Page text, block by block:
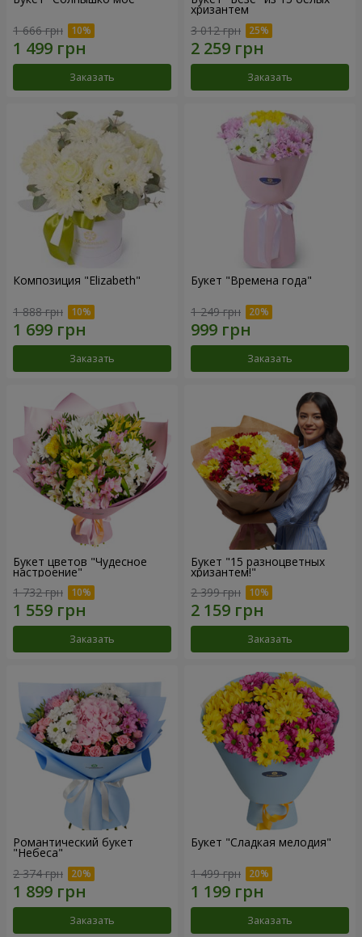
1 666 грн
Заказать
хризантем
3 012 грн
Заказать
Композиция "Elizabeth"
1 888 грн
Заказать
Букет "Времена года"
1 249 грн
Заказать
Букет цветов "Чудесное
настроение"
1 732 грн
Заказать
Букет "15 разноцветных
хризантем!"
2 399 грн
Заказать
Романтический букет
"Небеса"
2 374 грн
Заказать
Букет "Сладкая мелодия"
1 499 грн
Заказать